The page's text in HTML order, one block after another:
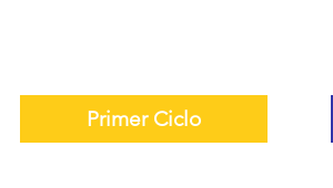
Primer Ciclo